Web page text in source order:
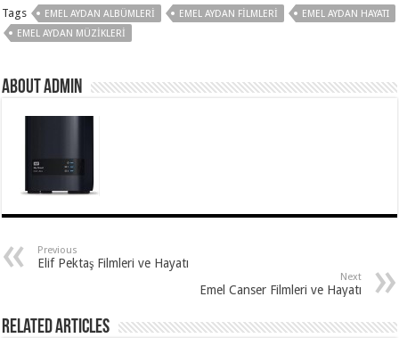
Tags EMEL AYDAN ALBÜMLERI EMEL AYDAN FILMLERI
EMEL AYDAN HAYATI
EMEL AYDAN MÜZIKLERI
About Admin
Previous
Elif Pektaş Filmleri ve Hayatı
Next
Emel Canser Filmleri ve Hayatı
Related Articles